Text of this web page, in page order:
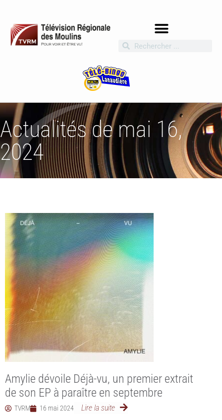
Actualités de mai 16,
2024
Amylie dévoile Déjà-vu, un premier extrait
de son EP à paraître en septembre
TVRM 16 mai 2024 Lire la suite